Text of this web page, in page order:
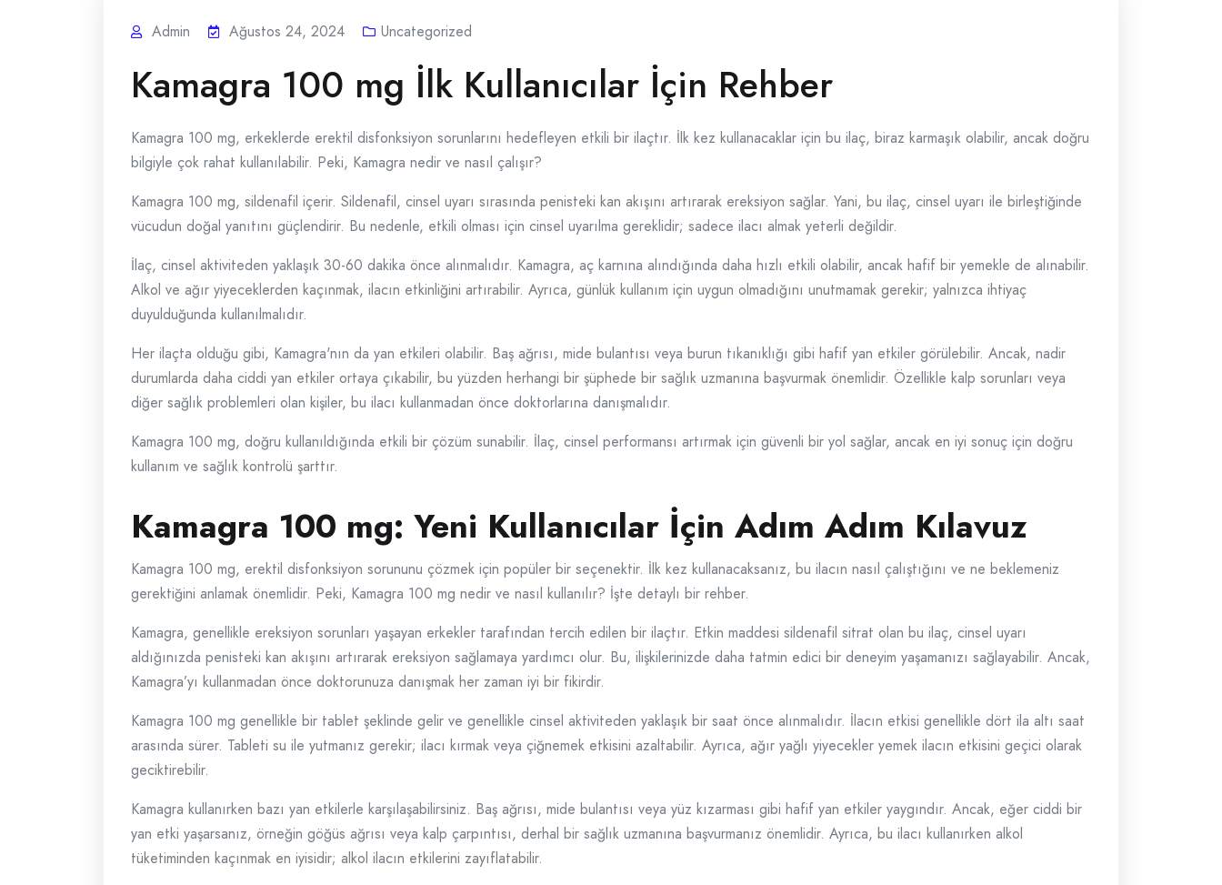
Admin Ağustos 24, 2024 Uncategorized
Kamagra 100 mg İlk Kullanıcılar İçin Rehber
Kamagra 100 mg, erkeklerde erektil disfonksiyon sorunlarını hedefleyen etkili bir ilaçtır. İlk kez kullanacaklar için bu ilaç, biraz karmaşık olabilir, ancak doğru
bilgiyle çok rahat kullanılabilir. Peki, Kamagra nedir ve nasıl çalışır?
Kamagra 100 mg, sildenafil içerir. Sildenafil, cinsel uyarı sırasında penisteki kan akışını artırarak ereksiyon sağlar. Yani, bu ilaç, cinsel uyarı ile birleştiğinde
vücudun doğal yanıtını güçlendirir. Bu nedenle, etkili olması için cinsel uyarılma gereklidir; sadece ilacı almak yeterli değildir.
İlaç, cinsel aktiviteden yaklaşık 30-60 dakika önce alınmalıdır. Kamagra, aç karnına alındığında daha hızlı etkili olabilir, ancak hafif bir yemekle de alınabilir.
Alkol ve ağır yiyeceklerden kaçınmak, ilacın etkinliğini artırabilir. Ayrıca, günlük kullanım için uygun olmadığını unutmamak gerekir; yalnızca ihtiyaç
duyulduğunda kullanılmalıdır.
Her ilaçta olduğu gibi, Kamagra'nın da yan etkileri olabilir. Baş ağrısı, mide bulantısı veya burun tıkanıklığı gibi hafif yan etkiler görülebilir. Ancak, nadir
durumlarda daha ciddi yan etkiler ortaya çıkabilir, bu yüzden herhangi bir şüphede bir sağlık uzmanına başvurmak önemlidir. Özellikle kalp sorunları veya
diğer sağlık problemleri olan kişiler, bu ilacı kullanmadan önce doktorlarına danışmalıdır.
Kamagra 100 mg, doğru kullanıldığında etkili bir çözüm sunabilir. İlaç, cinsel performansı artırmak için güvenli bir yol sağlar, ancak en iyi sonuç için doğru
kullanım ve sağlık kontrolü şarttır.
Kamagra 100 mg: Yeni Kullanıcılar İçin Adım Adım Kılavuz
Kamagra 100 mg, erektil disfonksiyon sorununu çözmek için popüler bir seçenektir. İlk kez kullanacaksanız, bu ilacın nasıl çalıştığını ve ne beklemeniz
gerektiğini anlamak önemlidir. Peki, Kamagra 100 mg nedir ve nasıl kullanılır? İşte detaylı bir rehber.
Kamagra, genellikle ereksiyon sorunları yaşayan erkekler tarafından tercih edilen bir ilaçtır. Etkin maddesi sildenafil sitrat olan bu ilaç, cinsel uyarı
aldığınızda penisteki kan akışını artırarak ereksiyon sağlamaya yardımcı olur. Bu, ilişkilerinizde daha tatmin edici bir deneyim yaşamanızı sağlayabilir. Ancak,
Kamagra’yı kullanmadan önce doktorunuza danışmak her zaman iyi bir fikirdir.
Kamagra 100 mg genellikle bir tablet şeklinde gelir ve genellikle cinsel aktiviteden yaklaşık bir saat önce alınmalıdır. İlacın etkisi genellikle dört ila altı saat
arasında sürer. Tableti su ile yutmanız gerekir; ilacı kırmak veya çiğnemek etkisini azaltabilir. Ayrıca, ağır yağlı yiyecekler yemek ilacın etkisini geçici olarak
geciktirebilir.
Kamagra kullanırken bazı yan etkilerle karşılaşabilirsiniz. Baş ağrısı, mide bulantısı veya yüz kızarması gibi hafif yan etkiler yaygındır. Ancak, eğer ciddi bir
yan etki yaşarsanız, örneğin göğüs ağrısı veya kalp çarpıntısı, derhal bir sağlık uzmanına başvurmanız önemlidir. Ayrıca, bu ilacı kullanırken alkol
tüketiminden kaçınmak en iyisidir; alkol ilacın etkilerini zayıflatabilir.